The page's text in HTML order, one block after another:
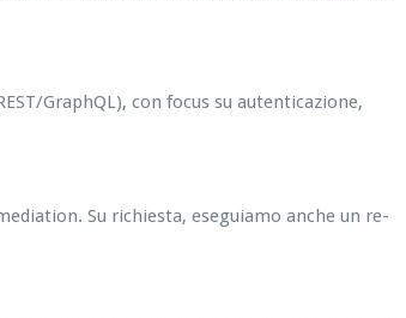
GraphQL), con focus su autenticazione,
Su richiesta, eseguiamo anche un re-